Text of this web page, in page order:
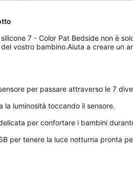
7 - Color Pat Bedside non è
vostro bambino.Aiuta a creare un
per passare attraverso le 7
la luminosità toccando il sensore.
per confortare i bambini
per tenere la luce notturna pronta